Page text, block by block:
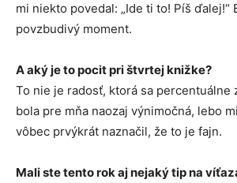
mi niekto povedal: „Ide ti to! Píš ďalej!“
povzbudivý moment.
A aký je to pocit pri štvrtej knižke?
To nie je radosť, ktorá sa percentuálne
bola pre mňa naozaj výnimočná, lebo
vôbec prvýkrát naznačil, že to je fajn.
Mali ste tento rok aj nejaký tip na